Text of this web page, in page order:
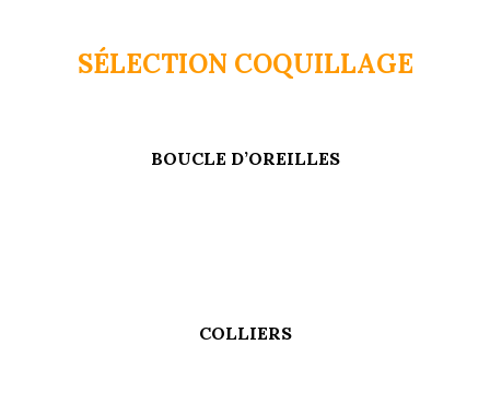
SÉLECTION COQUILLAGE
BOUCLE D’OREILLES
COLLIERS